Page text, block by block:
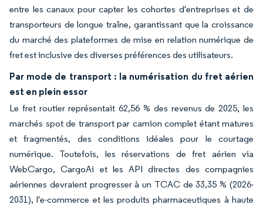
entre les canaux pour capter les cohortes d'entreprises et de
transporteurs de longue traîne, garantissant que la croissance
du marché des plateformes de mise en relation numérique de
fret est inclusive des diverses préférences des utilisateurs.
Par mode de transport : la numérisation du fret aérien
est en plein essor
Le fret routier représentait 62,56 % des revenus de 2025, les
marchés spot de transport par camion complet étant matures
et fragmentés, des conditions idéales pour le courtage
numérique. Toutefois, les réservations de fret aérien via
WebCargo, CargoAi et les API directes des compagnies
aériennes devraient progresser à un TCAC de 33,35 % (2026-
2031), l'e-commerce et les produits pharmaceutiques à haute